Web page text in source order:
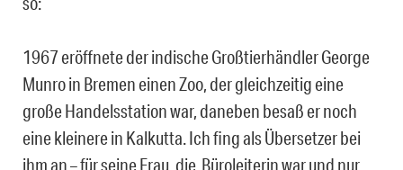
1967 eröffnete der indische Großtierhändler George
Munro in Bremen einen Zoo, der gleichzeitig eine
große Handelsstation war, daneben besaß er noch
eine kleinere in Kalkutta. Ich fing als Übersetzer bei
ihm an – für seine Frau, die Büroleiterin war und nur